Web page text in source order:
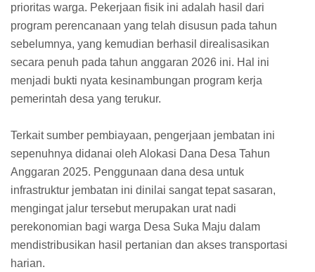
prioritas warga. Pekerjaan fisik ini adalah hasil dari
program perencanaan yang telah disusun pada tahun
sebelumnya, yang kemudian berhasil direalisasikan
secara penuh pada tahun anggaran 2026 ini. Hal ini
menjadi bukti nyata kesinambungan program kerja
pemerintah desa yang terukur.
Terkait sumber pembiayaan, pengerjaan jembatan ini
sepenuhnya didanai oleh Alokasi Dana Desa Tahun
Anggaran 2025. Penggunaan dana desa untuk
infrastruktur jembatan ini dinilai sangat tepat sasaran,
mengingat jalur tersebut merupakan urat nadi
perekonomian bagi warga Desa Suka Maju dalam
mendistribusikan hasil pertanian dan akses transportasi
harian.